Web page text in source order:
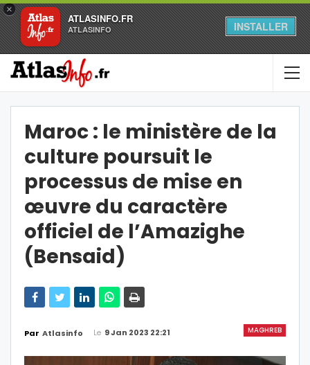
×
ATLASINFO.FR
ATLASINFO INSTALLER
Maroc : le ministère de la
culture poursuit le
processus de mise en
œuvre du caractère
officiel de l’Amazighe
(Bensaid)
MAGHREB
Par Atlasinfo Le 9 Jan 2023 22:21